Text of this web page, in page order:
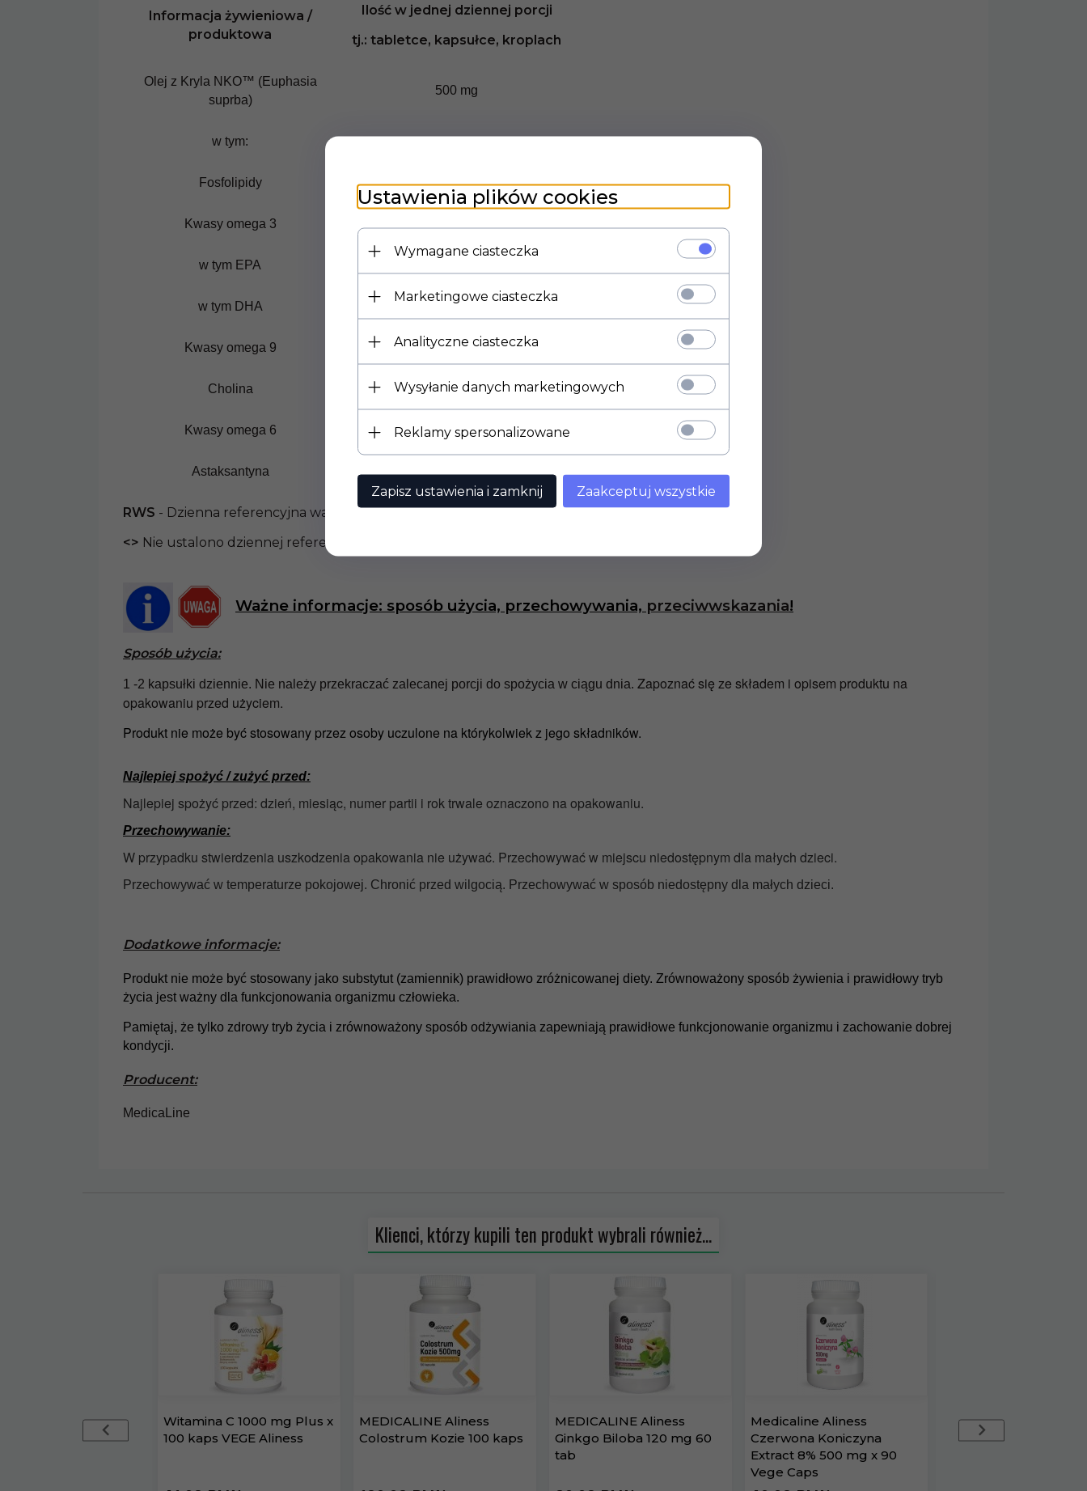
Informacja żywieniowa /
produktowa
Ilość w jednej dziennej porcji
tj.: tabletce, kapsułce, kroplach
Olej z Kryla NKO™ (Euphasia
suprba)
500 mg
w tym:
Fosfolipidy 210 mg
Kwasy omega 3
w tym EPA
w tym DHA 42,5 mg
Kwasy omega 9 32,5 mg
Cholina 25 mg
Kwasy omega 6 7,3 mg
Astaksantyna 500 µg
RWS - Dzienna referencyjna wartość spożycia
<> Nie ustalono dziennej referencyjnej wartości spożycia
Ważne informacje: sposób użycia, przechowywania, przeciwwskazania!
Sposób użycia:
1 -2 kapsułki dziennie. Nie należy przekraczać zalecanej porcji do spożycia w ciągu dnia. Zapoznać się ze składem i opisem produktu na
opakowaniu przed użyciem.
Produkt nie może być stosowany przez osoby uczulone na którykolwiek z jego składników.
Najlepiej spożyć / zużyć przed:
Najlepiej spożyć przed: dzień, miesiąc, numer partii i rok trwale oznaczono na opakowaniu.
Przechowywanie:
W przypadku stwierdzenia uszkodzenia opakowania nie używać. Przechowywać w miejscu niedostępnym dla małych dzieci.
Przechowywać w temperaturze pokojowej. Chronić przed wilgocią. Przechowywać w sposób niedostępny dla małych dzieci.
Dodatkowe informacje:
Produkt nie może być stosowany jako substytut (zamiennik) prawidłowo zróżnicowanej diety. Zrównoważony sposób żywienia i prawidłowy tryb
życia jest ważny dla funkcjonowania organizmu człowieka.
Pamiętaj, że tylko zdrowy tryb życia i zrównoważony sposób odżywiania zapewniają prawidłowe funkcjonowanie organizmu i zachowanie dobrej
kondycji.
Producent:
MedicaLine
Plastikowe
Zawartość opakowania: 60 szt.
Klienci, którzy kupili ten produkt wybrali również...
Witamina C 1000 mg Plus x
100 kaps VEGE Aliness
MEDICALINE Aliness
Colostrum Kozie 100 kaps
MEDICALINE Aliness
Ginkgo Biloba 120 mg 60
tab
Medicaline Aliness
Czerwona Koniczyna
Extract 8% 500 mg x 90
Vege Caps
MEDICALINE Aliness
Taurynian Magnezu
Ustawienia plików cookies
Wymagane ciasteczka
Marketingowe ciasteczka
Analityczne ciasteczka
Wysyłanie danych marketingowych
Reklamy spersonalizowane
Zapisz ustawienia i zamknij Zaakceptuj wszystkie